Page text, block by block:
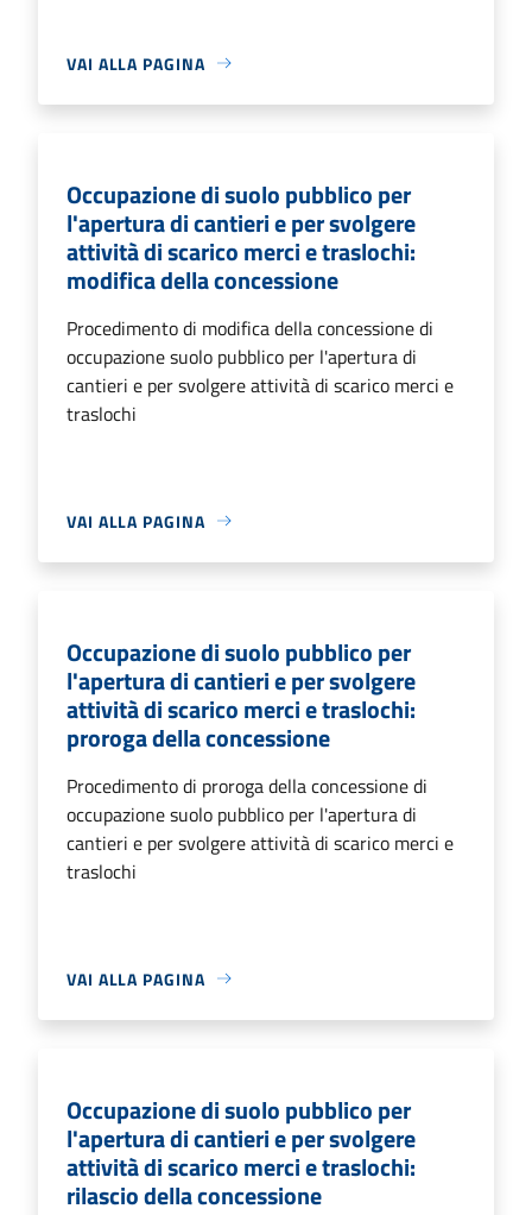
VAI ALLA PAGINA
Occupazione di suolo pubblico per
l'apertura di cantieri e per svolgere
attività di scarico merci e traslochi:
modifica della concessione
Procedimento di modifica della concessione di
occupazione suolo pubblico per l'apertura di
cantieri e per svolgere attività di scarico merci e
traslochi
VAI ALLA PAGINA
Occupazione di suolo pubblico per
l'apertura di cantieri e per svolgere
attività di scarico merci e traslochi:
proroga della concessione
Procedimento di proroga della concessione di
occupazione suolo pubblico per l'apertura di
cantieri e per svolgere attività di scarico merci e
traslochi
VAI ALLA PAGINA
Occupazione di suolo pubblico per
l'apertura di cantieri e per svolgere
attività di scarico merci e traslochi:
rilascio della concessione